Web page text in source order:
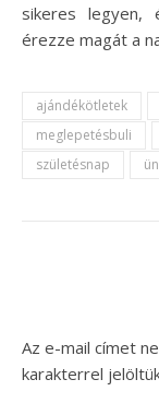
sikeres legyen,
érezze magát a
ajándékötletek
meglepetésbuli
születésnap
Az e-mail címet
karakterrel